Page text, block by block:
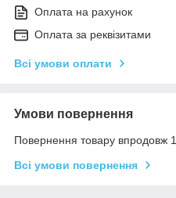
Оплата на рахунок
Оплата за реквізитами
Всі умови оплати
Умови повернення
Повернення товару впродовж
Всі умови повернення